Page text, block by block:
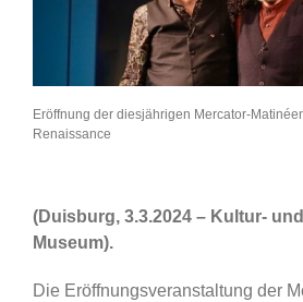
Eröffnung der diesjährigen Mercator-
Renaissance
(Duisburg, 3.3.2024 – Kultur-
Museum).
Die Eröffnungsveranstaltung der